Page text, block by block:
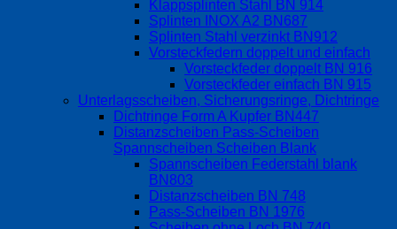
Klappsplinten Stahl BN 914
Splinten INOX A2 BN687
Splinten Stahl verzinkt BN912
Vorsteckfedern doppelt und einfach
Vorsteckfeder doppelt BN 916
Vorsteckfeder einfach BN 915
Unterlagsscheiben, Sicherungsringe, Dichtringe
Dichtringe Form A Kupfer BN447
Distanzscheiben Pass-Scheiben
Spannscheiben Scheiben Blank
Spannscheiben Federstahl blank
BN803
Distanzscheiben BN 748
Pass-Scheiben BN 1976